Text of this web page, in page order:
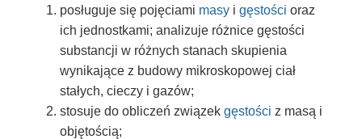
posługuje się pojęciami masy igęstości oraz
ich jednostkami; analizuje różnice gęstości
substancji w różnych stanach skupienia
wynikające z budowy mikroskopowej ciał
stałych, cieczy i gazów;
stosuje do obliczeń związekgęstości z masą i
objętością;